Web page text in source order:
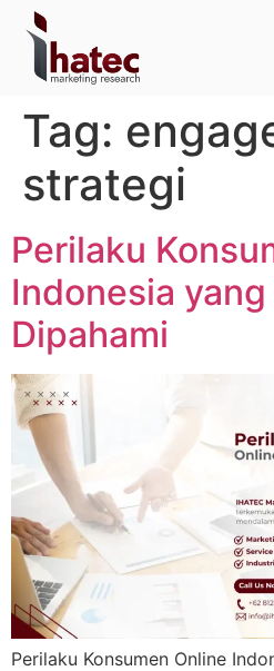
Tag:
strategi
Perilaku
Indonesia yang
Dipahami
Perilaku Konsumen Online